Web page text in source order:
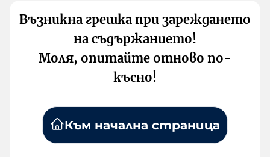
Възникна грешка при зареждането
на съдържанието!
Моля, опитайте отново по-
късно!
Към начална страница